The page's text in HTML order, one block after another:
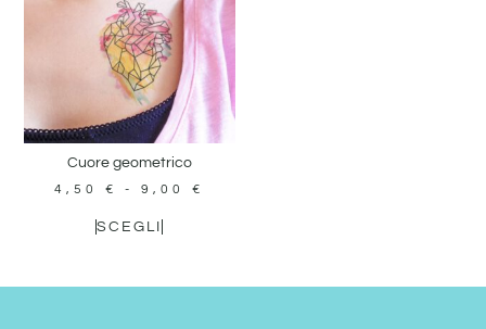
Cuore geometrico
4,50€ - 9,00€
SCEGLI